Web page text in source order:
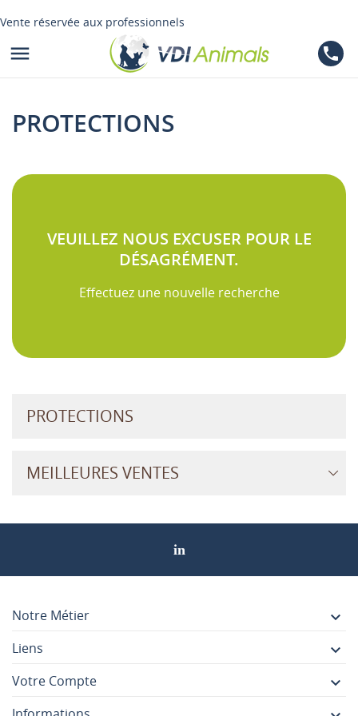
Vente réservée aux professionnels
 phone
PROTECTIONS
PROTECTIONS
MEILLEURES VENTES
VEUILLEZ NOUS EXCUSER POUR LE
DÉSAGRÉMENT.
Effectuez une nouvelle recherche
Notre Métier 
Liens 
Votre Compte 